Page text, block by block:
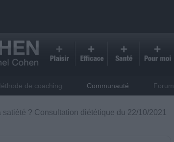
de coaching Communauté Forum
? Consultation diététique du 22/10/2021